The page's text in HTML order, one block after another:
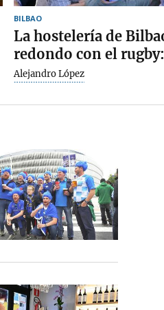
BILBAO
La hostelería de
redondo con el
Alejandro López